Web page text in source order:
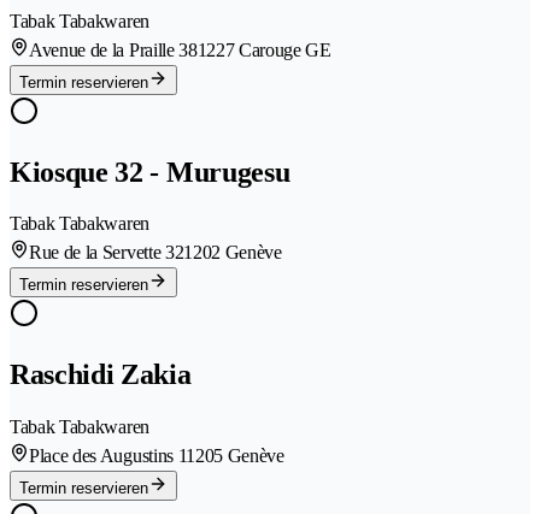
Tabak Tabakwaren
Avenue de la Praille 381227 Carouge GE
Termin reservieren
Kiosque 32 - Murugesu
Tabak Tabakwaren
Rue de la Servette 321202 Genève
Termin reservieren
Raschidi Zakia
Tabak Tabakwaren
Place des Augustins 11205 Genève
Termin reservieren